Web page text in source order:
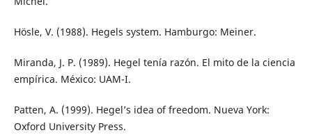
Hösle, V. (1988). Hegels system. Hamburgo: Meiner.
Miranda, J. P. (1989). Hegel tenía razón. El mito de la ciencia
empírica. México: UAM-I.
Patten, A. (1999). Hegel’s idea of freedom. Nueva York:
Oxford University Press.